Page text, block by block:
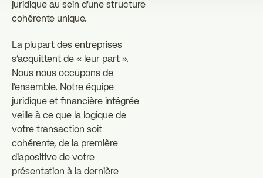
juridique au sein d'une structure
cohérente unique.
La plupart des entreprises
s'acquittent de « leur part ».
Nous nous occupons de
l'ensemble. Notre équipe
juridique et financière intégrée
veille à ce que la logique de
votre transaction soit
cohérente, de la première
diapositive de votre
présentation à la dernière